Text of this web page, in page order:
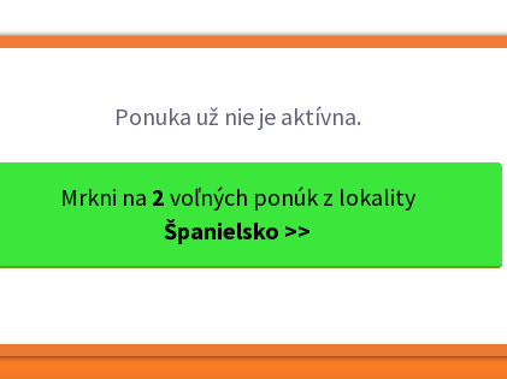
Ponuka už nie je aktívna.
Mrkni na 2 voľných ponúk z lokality
Španielsko >>
V HOTELI - KANÁRSK...
- KANÁRSKE